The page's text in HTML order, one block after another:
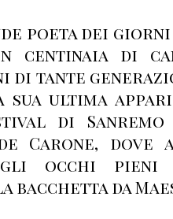
poeta dei
centinaia di
di tante
sua ultima
di
Carone, dove
occhi pieni
bacchetta da